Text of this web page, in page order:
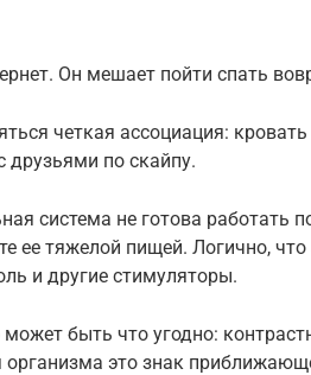
Он мешает пойти спать
четкая ассоциация:
по скайпу.
система не готова работать
ее тяжелой пищей. Логично,
и другие стимуляторы.
быть что угодно:
это знак